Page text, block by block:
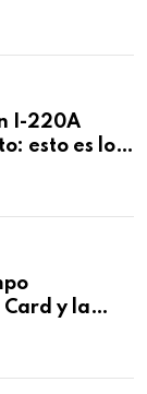
I-220A
esto es lo
Card y la